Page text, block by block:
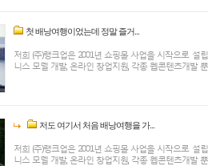
첫 배낭여행이었는데 정말 즐거...
저희 (주)랭크업은 2001년 쇼핑몰 사업을 시작으로 설
니스 모델 개발, 온라인 창업지원, 각종 웹콘텐츠개발
저도 여기서 처음 배낭여행을 가...
저희 (주)랭크업은 2001년 쇼핑몰 사업을 시작으로 설
니스 모델 개발, 온라인 창업지원, 각종 웹콘텐츠개발